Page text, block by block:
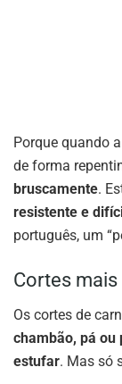
Porque quando
de forma
bruscamente.
resistente e
português, um
Cortes
Os cortes de
chambão, pá ou
estufar. Mas só